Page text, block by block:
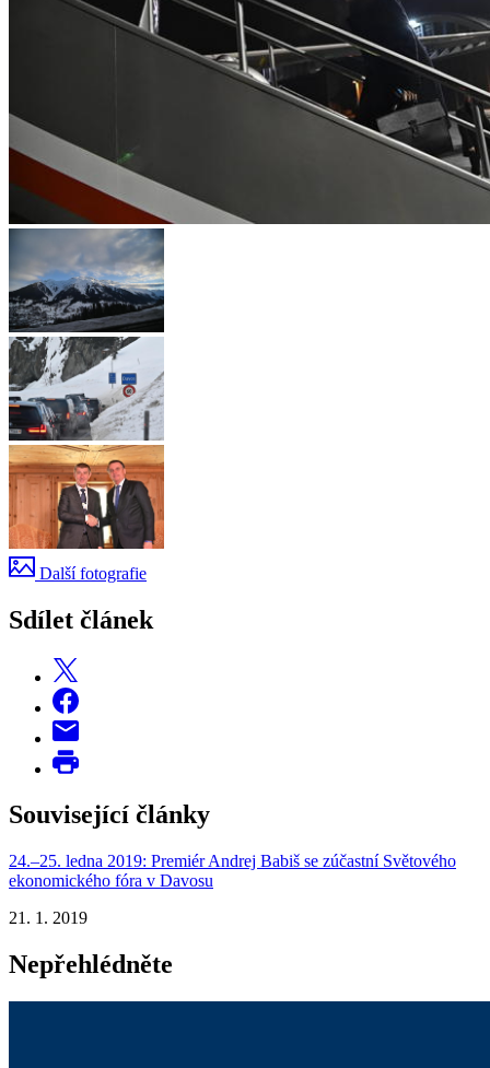
Další fotografie
Sdílet článek
Související články
24.–25. ledna 2019: Premiér Andrej Babiš se zúčastní Světového
ekonomického fóra v Davosu
21. 1. 2019
Nepřehlédněte